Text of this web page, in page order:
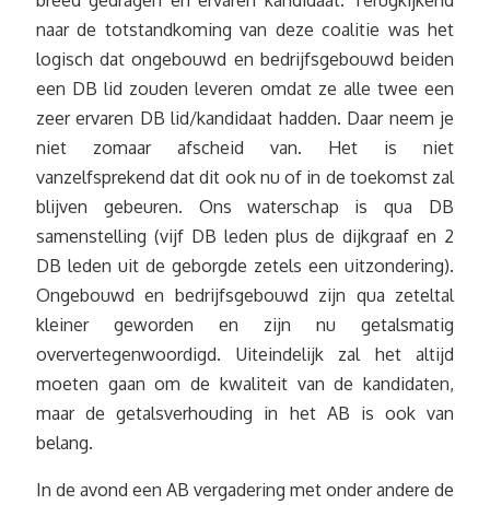
naar de totstandkoming van deze coalitie was het
logisch dat ongebouwd en bedrijfsgebouwd beiden
een DB lid zouden leveren omdat ze alle twee een
zeer ervaren DB lid/kandidaat hadden. Daar neem je
niet zomaar afscheid van. Het is niet
vanzelfsprekend dat dit ook nu of in de toekomst zal
blijven gebeuren. Ons waterschap is qua DB
samenstelling (vijf DB leden plus de dijkgraaf en 2
DB leden uit de geborgde zetels een uitzondering).
Ongebouwd en bedrijfsgebouwd zijn qua zeteltal
kleiner geworden en zijn nu getalsmatig
oververtegenwoordigd. Uiteindelijk zal het altijd
moeten gaan om de kwaliteit van de kandidaten,
maar de getalsverhouding in het AB is ook van
belang.
In de avond een AB vergadering met onder andere de